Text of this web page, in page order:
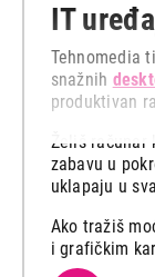
IT
Tehnomedia
snažnih
produktivan
Želiš računar
zabavu u
uklapaju u
Ako tražiš
i grafičkim